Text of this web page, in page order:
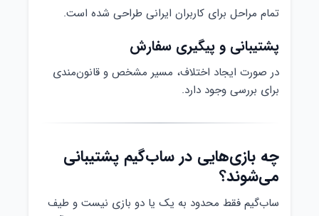
تمام مراحل برای کاربران ایرانی طراحی شده است.
پشتیبانی و پیگیری سفارش
در صورت ایجاد اختلاف، مسیر مشخص و قانون‌مندی
برای بررسی وجود دارد.
چه بازی‌هایی در ساب‌گیم پشتیبانی
می‌شوند؟
ساب‌گیم فقط محدود به یک یا دو بازی نیست و طیف